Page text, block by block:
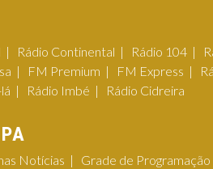
Rádio Continental Rádio 104
FM Premium FM Express
Rádio Imbé Rádio Cidreira
Notícias Grade de Programação